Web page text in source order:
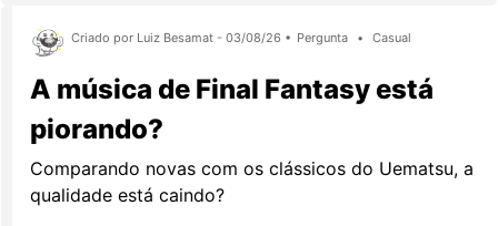
Criado por Luiz Besamat - 03/08/26 • Pergunta • Casual
A música de Final Fantasy está
piorando?
Comparando novas com os clássicos do Uematsu, a
qualidade está caindo?